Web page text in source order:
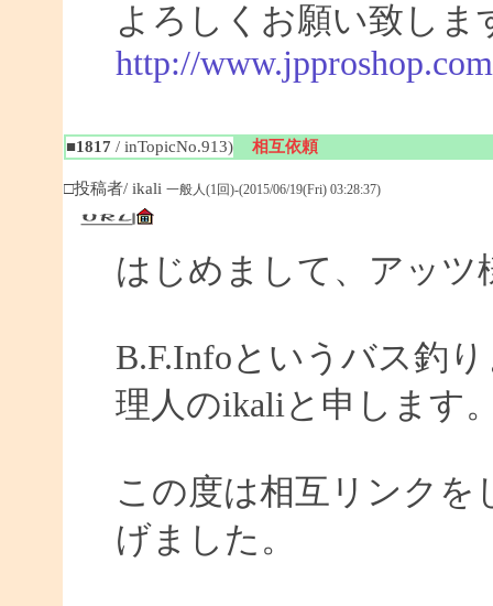
よろしくお願い致しま
http://
■1817 / inTopicNo.913) 相互依頼
□投稿者/ ikali 一般人(1回)-(2015/06/19(Fri) 03:28:37)
はじめまして、アッツ
B.F.Infoというバス釣
理人のikaliと申します
この度は相互リンクを
げました。